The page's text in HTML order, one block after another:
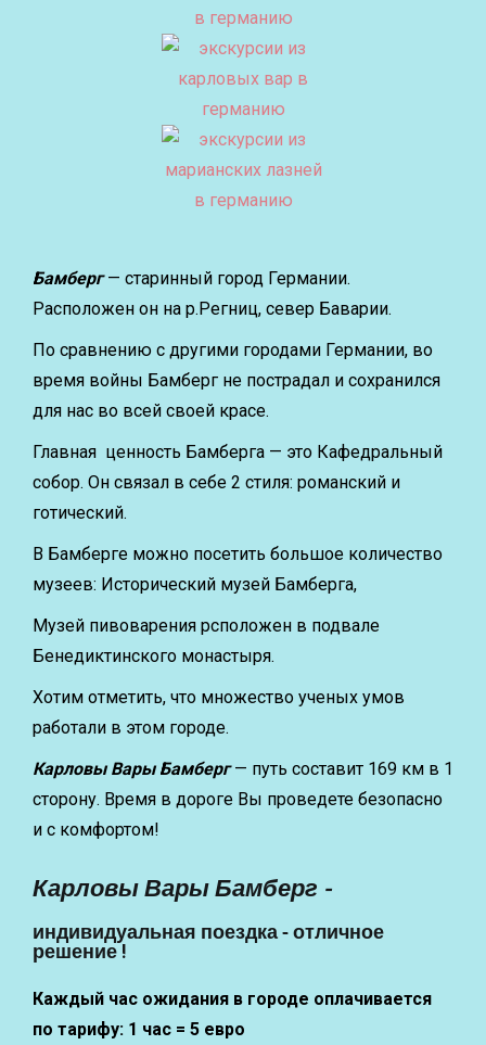
Бамберг— старинный город Германии.
Расположен он на р.Регниц, север Баварии.
По сравнению с другими городами Германии, во
время войны Бамберг не пострадал и сохранился
для нас во всей своей красе.
Главная ценность Бамберга — это Кафедральный
собор. Он связал в себе 2 стиля: романский и
готический.
В Бамберге можно посетить большое количество
музеев: Исторический музей Бамберга,
Музей пивоварения рсположен в подвале
Бенедиктинского монастыря.
Хотим отметить, что множество ученых умов
работали в этом городе.
Карловы Вары Бамберг— путь составит 169 км в 1
сторону. Время в дороге Вы проведете безопасно
и с комфортом!
Карловы Вары Бамберг -
индивидуальная поездка - отличное
решение !
Каждый час ожидания в городе оплачивается
по тарифу: 1 час = 5 евро